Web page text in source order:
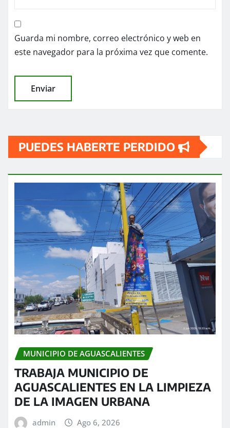
Guarda mi nombre, correo electrónico y web en
este navegador para la próxima vez que comente.
PUEDES HABERTE PERDIDO
MUNICIPIO DE AGUASCALIENTES
TRABAJA MUNICIPIO DE
AGUASCALIENTES EN LA LIMPIEZA
DE LA IMAGEN URBANA
admin Ago 6, 2026